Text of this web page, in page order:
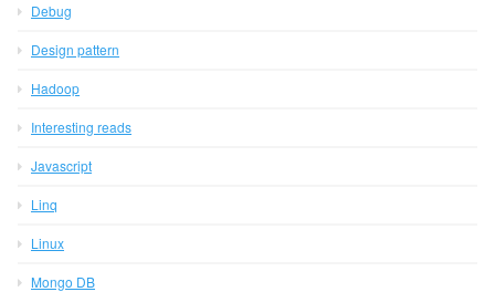
Debug
Design pattern
Hadoop
Interesting reads
Javascript
Linq
Linux
Mongo DB